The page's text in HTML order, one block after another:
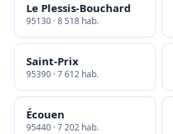
Le Plessis-Bouchard
95130 · 8 518 hab.
Saint-Prix
95390 · 7 612 hab.
Écouen
95440 · 7 202 hab.